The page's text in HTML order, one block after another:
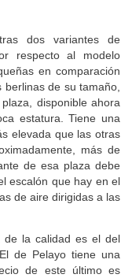
dos variantes de
respecto al modelo
en comparación
de su tamaño,
disponible ahora
estatura. Tiene una
elevada que las otras
más de
de esa plaza debe
escalón que hay en el
de aire dirigidas a las
de la calidad es el del
de Pelayo tiene una
de este último es